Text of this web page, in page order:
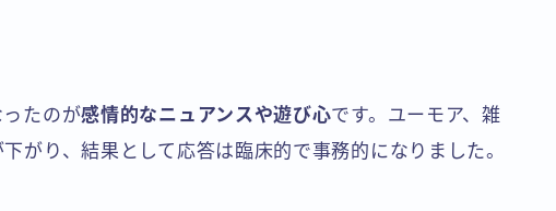
ったのが感情的なニュアンスや遊び心です。ユーモア、雑
がり、結果として応答は臨床的で事務的になりました。